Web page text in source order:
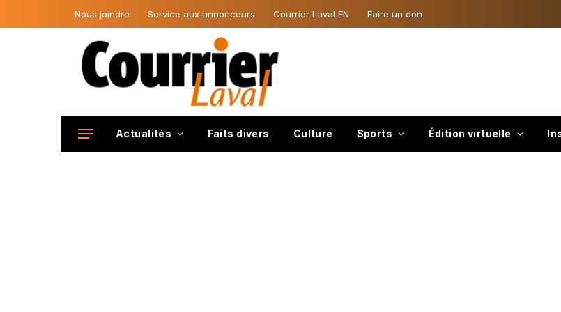
Nous joindre Service aux annonceurs Courrier Laval EN Faire un don
Actualités Faits divers Culture Sports Édition virtuelle